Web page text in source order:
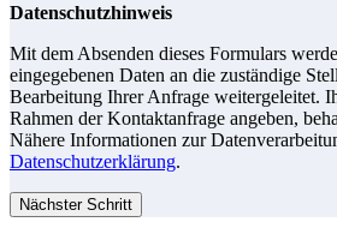
Datenschutzhinweis
Mit dem Absenden dieses Formulars
eingegebenen Daten an die zuständige
Bearbeitung Ihrer Anfrage weitergeleitet.
Rahmen der Kontaktanfrage angeben,
Nähere Informationen zur
Datenschutzerklärung.
Nächster Schritt